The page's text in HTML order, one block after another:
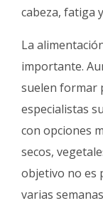
cabeza, fatiga
La
importante.
suelen formar
especialistas
con opciones
secos,
objetivo no es
varias